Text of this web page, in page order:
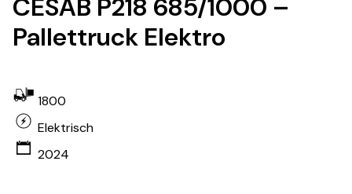
CESAB P218 685/1000 –
Pallettruck Elektro
1800
Elektrisch
2024